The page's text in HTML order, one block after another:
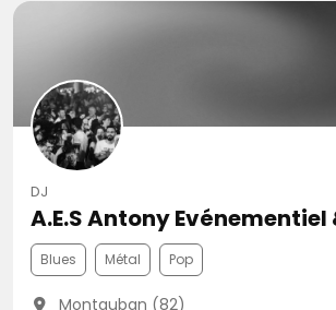
DJ
A.E.S Antony Evénementiel
Blues Métal Pop
Montauban (82)